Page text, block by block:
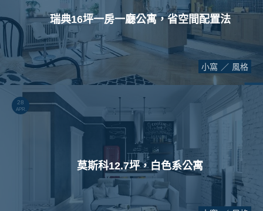
瑞典16坪一房一廳公寓，省空間配置法
小窩 風格
28
APR.
莫斯科12.7坪，白色系公寓